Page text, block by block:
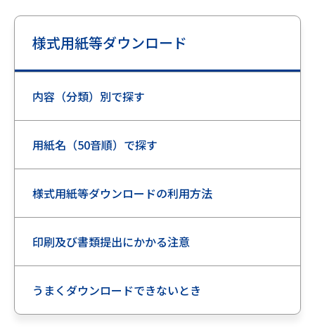
様式用紙等ダウンロード
内容（分類）別で探す
用紙名（50音順）で探す
様式用紙等ダウンロードの利用方法
印刷及び書類提出にかかる注意
うまくダウンロードできないとき